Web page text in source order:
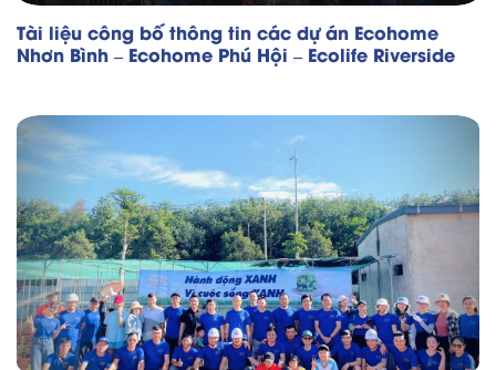
Tài liệu công bố thông tin các dự án Ecohome
Nhơn Bình – Ecohome Phú Hội – Ecolife Riverside